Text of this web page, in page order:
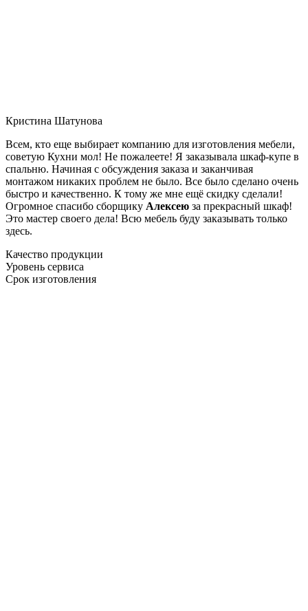
Кристина Шатунова
Всем, кто еще выбирает компанию для изготовления мебели,
советую Кухни мол! Не пожалеете! Я заказывала шкаф-купе в
спальню. Начиная с обсуждения заказа и заканчивая
монтажом никаких проблем не было. Все было сделано очень
быстро и качественно. К тому же мне ещё скидку сделали!
Огромное спасибо сборщику Алексею за прекрасный шкаф!
Это мастер своего дела! Всю мебель буду заказывать только
здесь.
Качество продукции
Уровень сервиса
Срок изготовления